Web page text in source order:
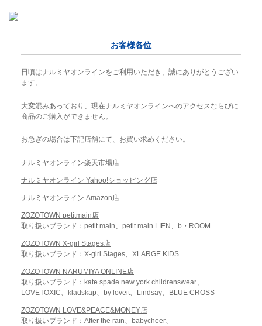
お客様各位
日頃はナルミヤオンラインをご利用いただき、誠にありがとうござい
ます。
大変混みあっており、現在ナルミヤオンラインへのアクセスならびに
商品のご購入ができません。
お急ぎの場合は下記店舗にて、お買い求めください。
ナルミヤオンライン楽天市場店
ナルミヤオンライン Yahoo!ショッピング店
ナルミヤオンライン Amazon店
ZOZOTOWN petitmain店
取り扱いブランド：petit main、petit main LIEN、b・ROOM
ZOZOTOWN X-girl Stages店
取り扱いブランド：X-girl Stages、XLARGE KIDS
ZOZOTOWN NARUMIYA ONLINE店
取り扱いブランド：kate spade new york childrenswear、
LOVETOXIC、kladskap、by loveit、Lindsay、BLUE CROSS
ZOZOTOWN LOVE&PEACE&MONEY店
取り扱いブランド：After the rain、babycheer、